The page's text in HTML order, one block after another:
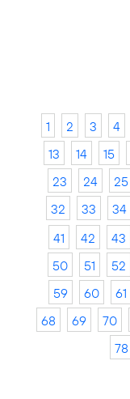
1 2 3 4
13
14 15
23
24 25
32
33 34
41
42 43
50
51 52
59
60 61
68
69 70
78